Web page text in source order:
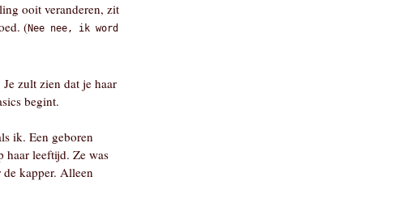
ooit veranderen, zit
(Nee nee, ik word
zult zien dat je haar
begint.
ik. Een geboren
haar leeftijd. Ze was
de kapper. Alleen